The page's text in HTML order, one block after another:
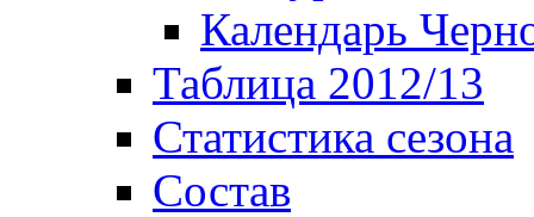
Календарь
Таблица 2012/13
Статистика сезона
Состав